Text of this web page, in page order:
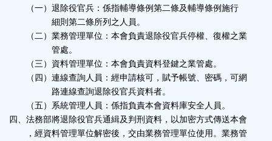
（一）退除役官兵：係指輔導條例第二條及輔導條例施行
細則第二條所列之人員。
（二）業務管理單位：本會負責退除役官兵停權、復權之業
管處。
（三）資料管理單位：本會負責資料登鍵之業管處。
（四）連線查詢人員：經申請核可，賦予帳號、密碼，可網
路連線查詢退除役官兵資料者。
（五）系統管理人員：係指負責本會資料庫安全人員。
四、法務部將退除役官兵通緝及判刑資料，以加密方式傳送本會
，經資料管理單位解密後，交由業務管理單位使用。業務管